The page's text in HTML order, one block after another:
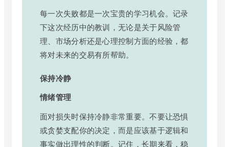
每一次失败都是一次宝贵的学习机会。记录
下这次经历中的教训，无论是关于风险管
理、市场分析还是心理控制方面的经验，都
将对未来的交易有所帮助。
保持冷静
情绪管理
面对损失时保持冷静非常重要。不要让恐惧
或贪婪支配你的决定，而是应该基于逻辑和
事实做出理性的判断。记住，长期来看，稳